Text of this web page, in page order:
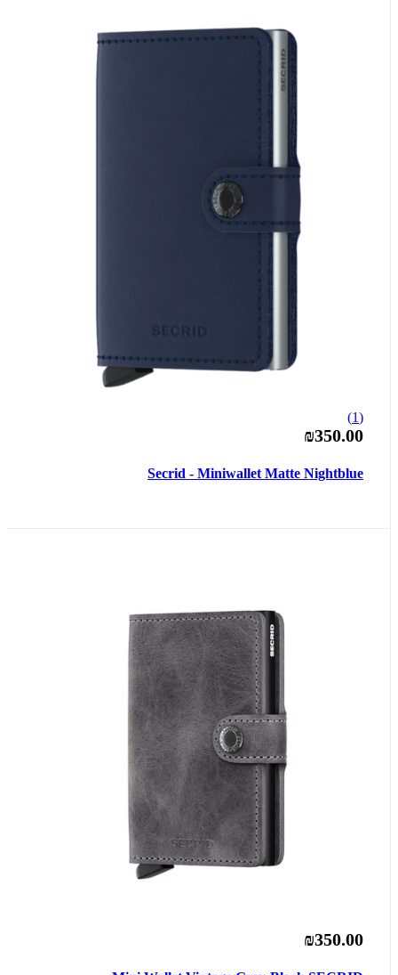
(1)
₪350.00
Secrid - Miniwallet Matte Nightblue
₪350.00